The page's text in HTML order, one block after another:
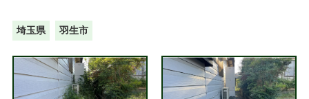
埼玉県 羽生市